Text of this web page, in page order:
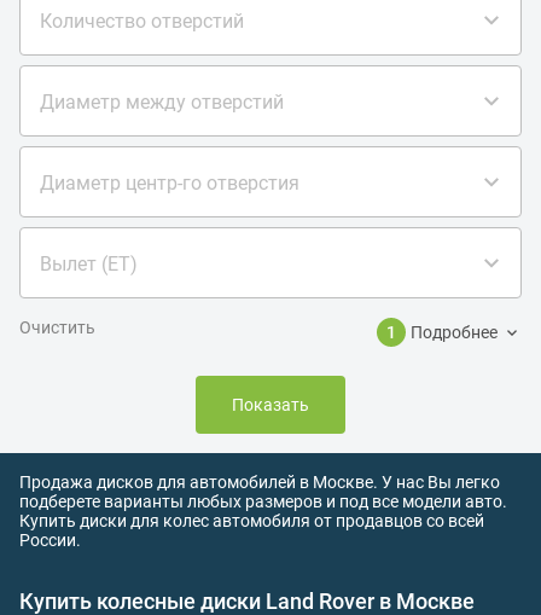
Количество отверстий
Диаметр между отверстий
Диаметр центр-го отверстия
Вылет (ET)
Очистить 1 Подробнее
Показать
Продажа дисков для автомобилей в Москве. У нас Вы легко
подберете варианты любых размеров и под все модели авто.
Купить диски для колес автомобиля от продавцов со всей
России.
Купить колесные диски Land Rover в Москве